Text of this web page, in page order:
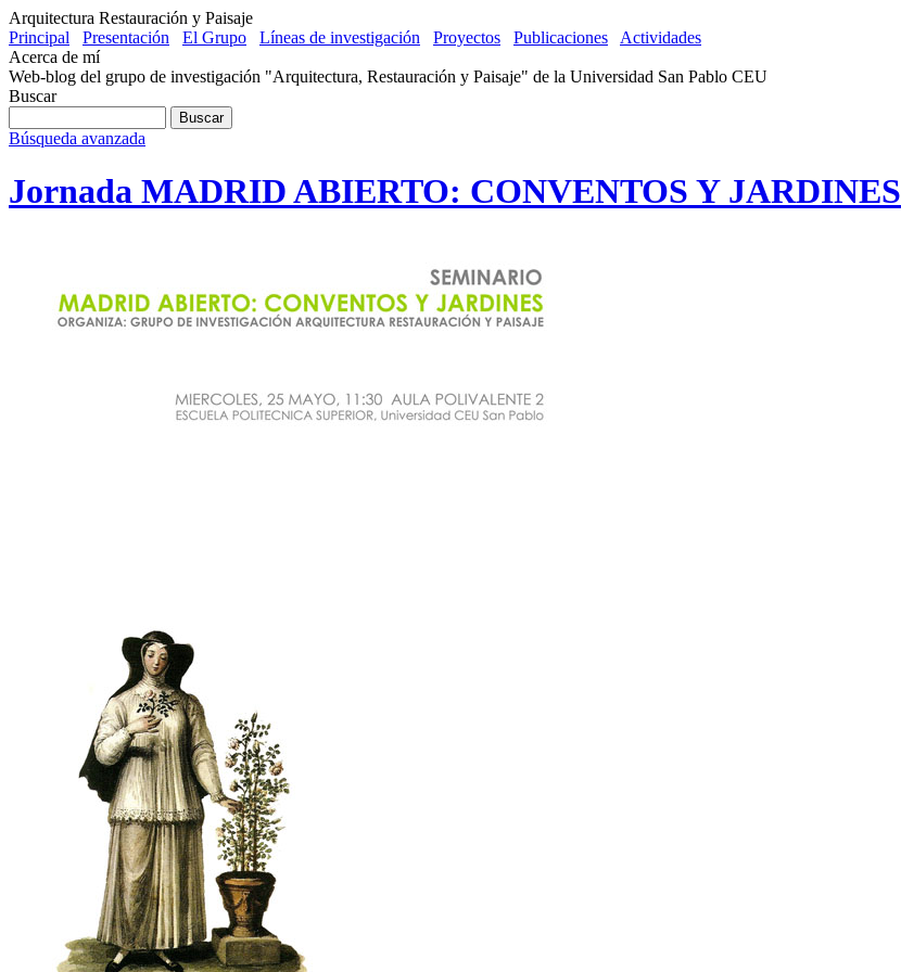
Arquitectura Restauración y Paisaje
Principal
Presentación El Grupo Líneas de investigación Proyectos Publicaciones
Actividades
Acerca de mí
Web-blog del grupo de investigación "Arquitectura, Restauración y Paisaje" de la Universidad San Pablo CEU
Buscar
Búsqueda avanzada
Jornada MADRID ABIERTO: CONVENTOS Y JARDINES